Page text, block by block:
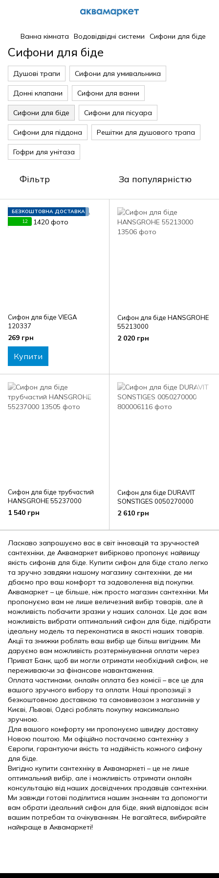
Ванна кімната Водовідвідні системи Сифони для біде
Сифони для біде
Душові трапи Сифони для умивальника
Донні клапани Сифони для ванни
Сифони для біде Сифони для пісуара
Сифони для піддона Решітки для душового трапа
Гофри для унітаза
Фільтр За популярністю
БЕЗКОШТОВНА ДОСТАВКА
12
Сифон для біде VIEGA
120337
269 грн
Купити
Сифон для біде HANSGROHE
55213000
2 020 грн
Сифон для біде трубчастий
HANSGROHE 55237000
1 540 грн
Сифон для біде DURAVIT
SONSTIGES 0050270000
2 610 грн
Ласкаво запрошуємо вас в світ інновацій та зручностей
сантехніки, де Аквамаркет вибірково пропонує найвищу
якість сифонів для біде. Купити сифон для біде стало легко
та зручно завдяки нашому магазину сантехніки, де ми
дбаємо про ваш комфорт та задоволення від покупки.
Аквамаркет – це більше, ніж просто магазин сантехніки. Ми
пропонуємо вам не лише величезний вибір товарів, але й
можливість побачити зразки у наших салонах. Це дає вам
можливість вибрати оптимальний сифон для біде, підібрати
ідеальну модель та переконатися в якості наших товарів.
Акції та знижки роблять ваш вибір ще більш вигідним. Ми
даруємо вам можливість розтермінування оплати через
Приват Банк, щоб ви могли отримати необхідний сифон, не
переживаючи за фінансове навантаження.
Оплата частинами, онлайн оплата без комісії – все це для
вашого зручного вибору та оплати. Наші пропозиції з
безкоштовною доставкою та самовивозом з магазинів у
Києві, Львові, Одесі роблять покупку максимально
зручною.
Для вашого комфорту ми пропонуємо швидку доставку
Новою поштою. Ми офіційно постачаємо сантехніку з
Європи, гарантуючи якість та надійність кожного сифону
для біде.
Вигідно купити сантехніку в Аквамаркеті – це не лише
оптимальний вибір, але і можливість отримати онлайн
консультацію від наших досвідчених продавців сантехніки.
Ми завжди готові поділитися нашим знанням та допомогти
вам обрати ідеальний сифон для біде, який відповідає всім
вашим потребам та очікуванням. Не вагайтеся, вибирайте
найкраще в Аквамаркеті!